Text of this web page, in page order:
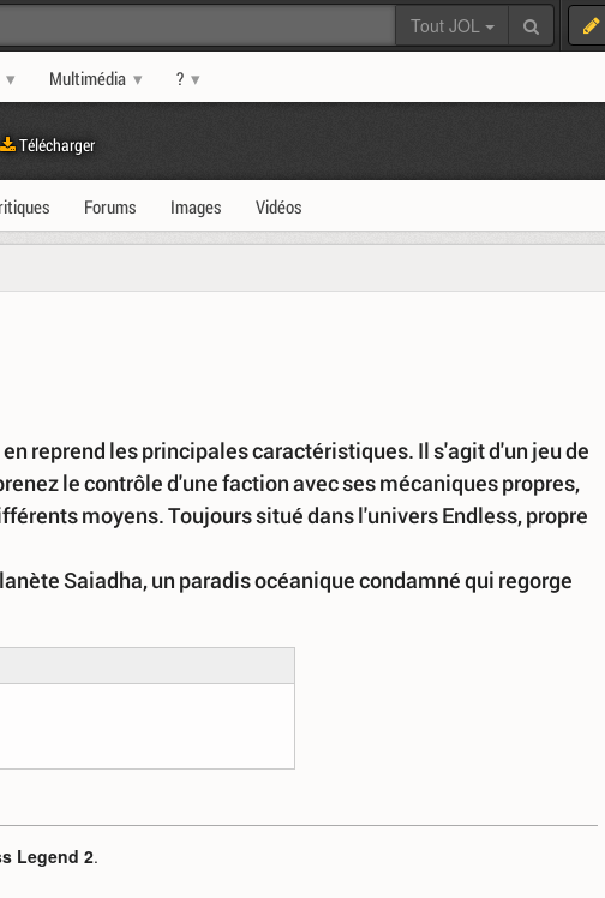
Tout JOL
Multimédia ?
Télécharger
Forums Images Vidéos
reprend les principales caractéristiques. Il s'agit d'un jeu de
le contrôle d'une faction avec ses mécaniques propres,
moyens. Toujours situé dans l'univers Endless, propre
Saiadha, un paradis océanique condamné qui regorge
Legend 2.